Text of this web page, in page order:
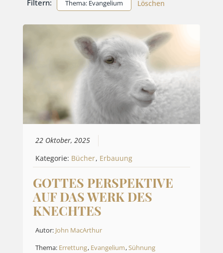
Filtern: Thema: Evangelium Löschen
22 Oktober, 2025
Kategorie: Bücher, Erbauung
GOTTES PERSPEKTIVE
AUF DAS WERK DES
KNECHTES
Autor: John MacArthur
Thema: Errettung, Evangelium,Sühnung